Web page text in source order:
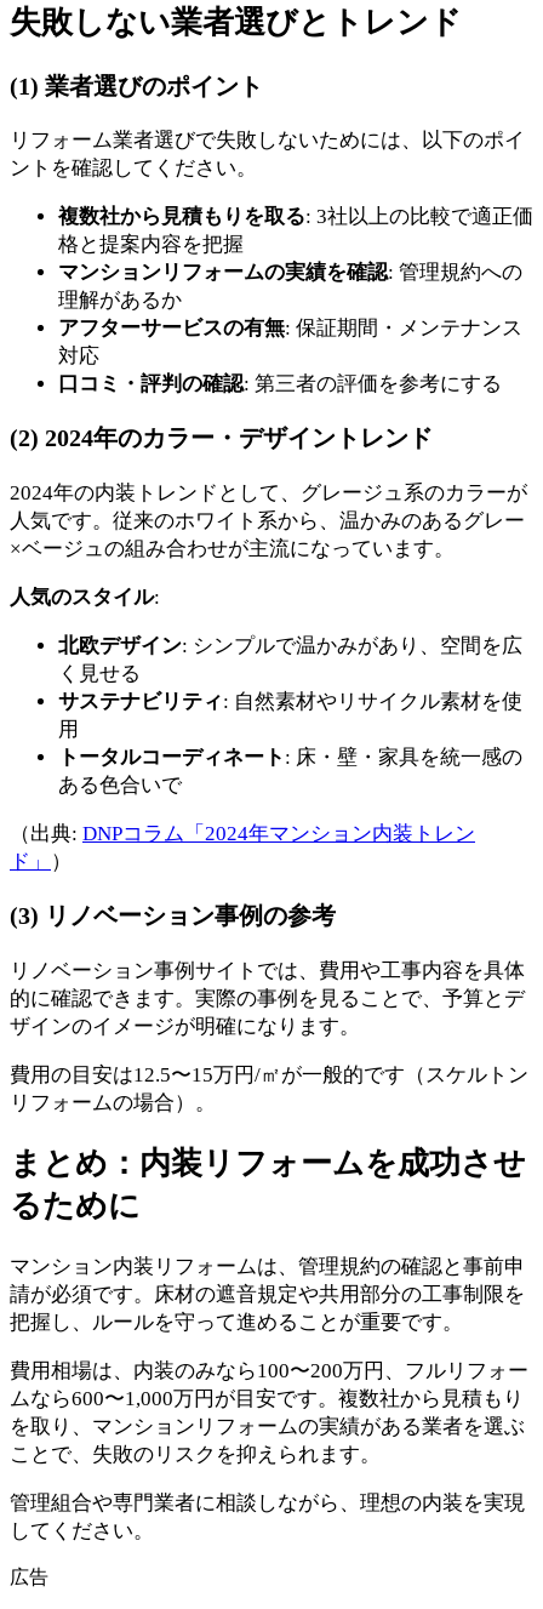
失敗しない業者選びとトレンド
(1) 業者選びのポイント
リフォーム業者選びで失敗しないためには、以下のポイ
ントを確認してください。
複数社から見積もりを取る: 3社以上の比較で適正価
格と提案内容を把握
マンションリフォームの実績を確認: 管理規約への
理解があるか
アフターサービスの有無: 保証期間・メンテナンス
対応
口コミ・評判の確認: 第三者の評価を参考にする
(2) 2024年のカラー・デザイントレンド
2024年の内装トレンドとして、グレージュ系のカラーが
人気です。従来のホワイト系から、温かみのあるグレー
×ベージュの組み合わせが主流になっています。
人気のスタイル:
北欧デザイン: シンプルで温かみがあり、空間を広
く見せる
サステナビリティ: 自然素材やリサイクル素材を使
用
トータルコーディネート : 床・壁・家具を統一感の
ある色合いで
（出典: DNPコラム「2024年マンション内装トレン
ド」
）
(3) リノベーション事例の参考
リノベーション事例サイトでは、費用や工事内容を具体
的に確認できます。実際の事例を見ることで、予算とデ
ザインのイメージが明確になります。
費用の目安は12.5〜15万円/㎡が一般的です（スケルトン
リフォームの場合）。
まとめ：内装リフォームを成功させ
るために
マンション内装リフォームは、管理規約の確認と事前申
請が必須です。床材の遮音規定や共用部分の工事制限を
把握し、ルールを守って進めることが重要です。
費用相場は、内装のみなら100〜200万円、フルリフォー
ムなら600〜1,000万円が目安です。複数社から見積もり
を取り、マンションリフォームの実績がある業者を選ぶ
ことで、失敗のリスクを抑えられます。
管理組合や専門業者に相談しながら、理想の内装を実現
してください。
広告